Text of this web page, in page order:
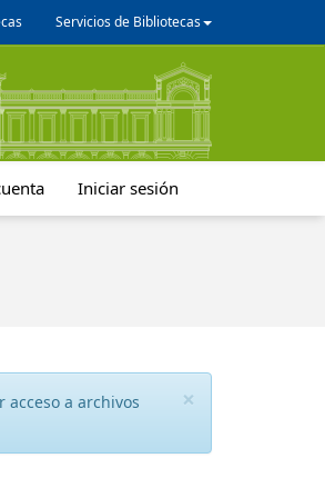
Servicios de Bibliotecas
Iniciar sesión
×
a archivos